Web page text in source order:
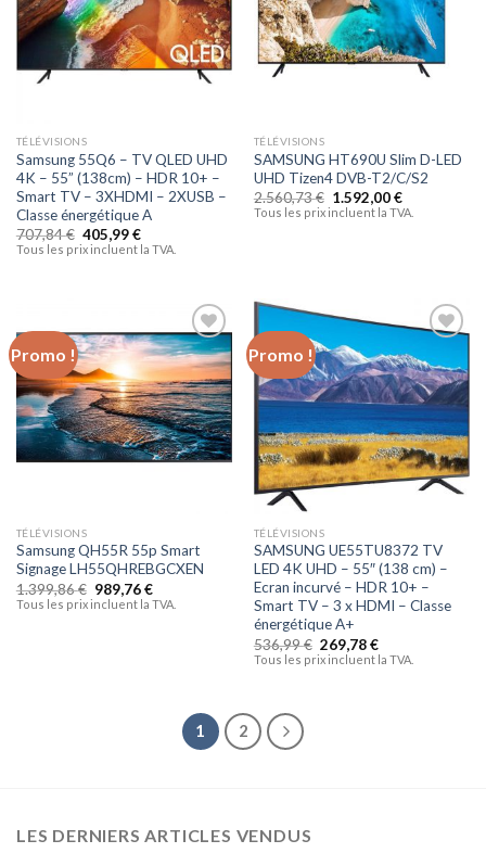
TÉLÉVISIONS
Samsung 55Q6 – TV QLED UHD
4K – 55” (138cm) – HDR 10+ –
Smart TV – 3XHDMI – 2XUSB –
Classe énergétique A
707,84€ 405,99€
Tous les prix incluent la TVA.
TÉLÉVISIONS
SAMSUNG HT690U Slim D-LED
UHD Tizen4 DVB-T2/C/S2
2.560,73€ 1.592,00€
Tous les prix incluent la TVA.
Promo !
Ajouter
à la liste
d’envies
TÉLÉVISIONS
Samsung QH55R 55p Smart
Signage LH55QHREBGCXEN
1.399,86€ 989,76€
Tous les prix incluent la TVA.
Promo !
à la liste
d’envies
TÉLÉVISIONS
SAMSUNG UE55TU8372 TV
LED 4K UHD – 55″ (138 cm) –
Ecran incurvé – HDR 10+ –
Smart TV – 3 x HDMI – Classe
énergétique A+
536,99€ 269,78€
Tous les prix incluent la TVA.
1 2
LES DERNIERS ARTICLES VENDUS